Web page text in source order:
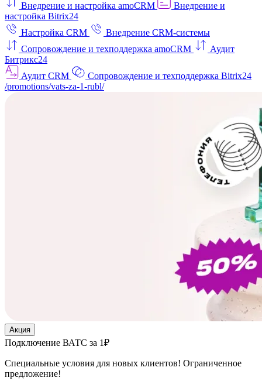
Внедрение и настройка amoCRM
Внедрение и
настройка Bitrix24
Настройка CRM
Внедрение CRM-системы
Сопровождение и техподдержка amoCRM
Аудит
Битрикс24
Аудит CRM
Сопровождение и техподдержка Bitrix24
/promotions/vats-za-1-rubl/
Акция
Подключение ВАТС за 1₽
Специальные условия для новых клиентов! Ограниченное
предложение!